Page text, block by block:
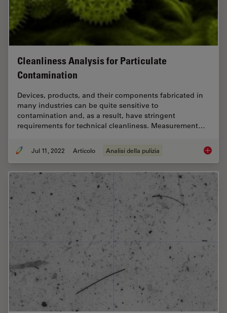
Cleanliness Analysis for Particulate
Contamination
Devices, products, and their components fabricated in
many industries can be quite sensitive to
contamination and, as a result, have stringent
requirements for technical cleanliness. Measurement…
Jul 11, 2022 Articolo Analisi della pulizia